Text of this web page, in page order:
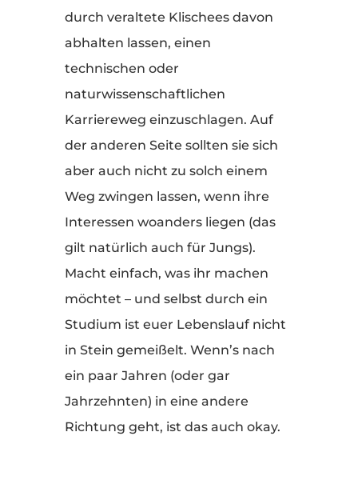
durch veraltete Klischees davon
abhalten lassen, einen
technischen oder
naturwissenschaftlichen
Karriereweg einzuschlagen. Auf
der anderen Seite sollten sie sich
aber auch nicht zu solch einem
Weg zwingen lassen, wenn ihre
Interessen woanders liegen (das
gilt natürlich auch für Jungs).
Macht einfach, was ihr machen
möchtet – und selbst durch ein
Studium ist euer Lebenslauf nicht
in Stein gemeißelt. Wenn’s nach
ein paar Jahren (oder gar
Jahrzehnten) in eine andere
Richtung geht, ist das auch okay.